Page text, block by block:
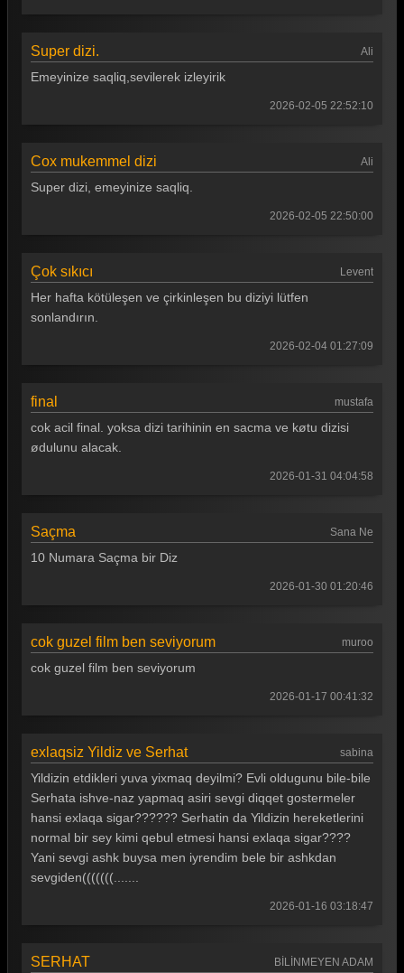
Super dizi. Ali
Emeyinize saqliq,sevilerek izleyirik
2026-02-05 22:52:10
Cox mukemmel dizi Ali
Super dizi, emeyinize saqliq.
2026-02-05 22:50:00
Çok sıkıcı Levent
Her hafta kötüleşen ve çirkinleşen bu diziyi lütfen
sonlandırın.
2026-02-04 01:27:09
final mustafa
cok acil final. yoksa dizi tarihinin en sacma ve køtu dizisi
ødulunu alacak.
2026-01-31 04:04:58
Saçma Sana Ne
10 Numara Saçma bir Diz
2026-01-30 01:20:46
cok guzel film ben seviyorum muroo
cok guzel film ben seviyorum
2026-01-17 00:41:32
exlaqsiz Yildiz ve Serhat sabina
Yildizin etdikleri yuva yixmaq deyilmi? Evli oldugunu bile-bile
Serhata ishve-naz yapmaq asiri sevgi diqqet gostermeler
hansi exlaqa sigar?????? Serhatin da Yildizin hereketlerini
normal bir sey kimi qebul etmesi hansi exlaqa sigar????
Yani sevgi ashk buysa men iyrendim bele bir ashkdan
sevgiden(((((((.......
2026-01-16 03:18:47
SERHAT BİLİNMEYEN ADAM